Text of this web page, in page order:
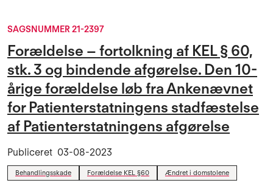
SAGSNUMMER 21-2397
Forældelse – fortolkning af KEL § 60,
stk. 3 og bindende afgørelse. Den 10-
årige forældelse løb fra Ankenævnet
for Patienterstatningens stadfæstelse
af Patienterstatningens afgørelse
Publiceret 03-08-2023
Behandlingsskade Forældelse KEL §60 Ændret i domstolene